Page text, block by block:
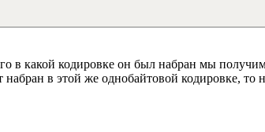
в какой кодировке он был набран мы
набран в этой же однобайтовой кодировке, то